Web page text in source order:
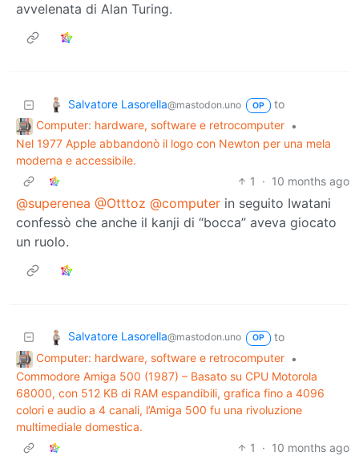
avvelenata di Alan Turing.
Salvatore Lasorella@mastodon.uno OP
to
Computer: hardware, software e retrocomputer •
Nel 1977 Apple abbandonò il logo con Newton per una mela
moderna e accessibile.
1
· 10 months ago
@superenea @Otttoz @computer in seguito Iwatani
confessò che anche il kanji di “bocca” aveva giocato
un ruolo.
Salvatore Lasorella@mastodon.uno OP
to
Computer: hardware, software e retrocomputer •
Commodore Amiga 500 (1987) – Basato su CPU Motorola
68000, con 512 KB di RAM espandibili, grafica fino a 4096
colori e audio a 4 canali, l’Amiga 500 fu una rivoluzione
multimediale domestica.
1
· 10 months ago